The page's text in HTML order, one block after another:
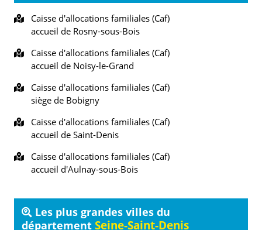
Caisse d'allocations familiales (Caf)
accueil de Rosny-sous-Bois
Caisse d'allocations familiales (Caf)
accueil de Noisy-le-Grand
Caisse d'allocations familiales (Caf)
siège de Bobigny
Caisse d'allocations familiales (Caf)
accueil de Saint-Denis
Caisse d'allocations familiales (Caf)
accueil d'Aulnay-sous-Bois
Les plus grandes villes du
département Seine-Saint-Denis